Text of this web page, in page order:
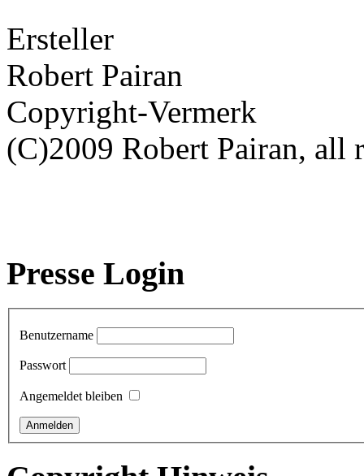
Ersteller
Robert Pairan
Copyright-Vermerk
(C)2009 Robert Pairan, all
Presse Login
Benutzername
Passwort
Angemeldet bleiben